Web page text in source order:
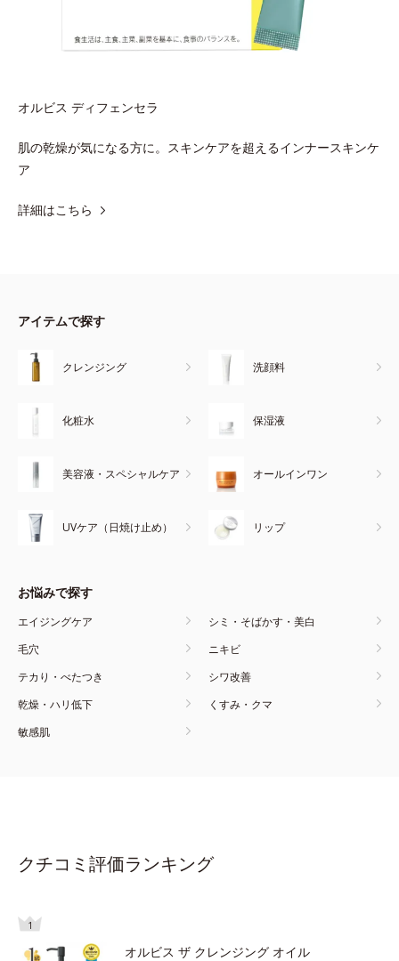
オルビス ディフェンセラ
肌の乾燥が気になる方に。スキンケアを超えるインナースキンケ
ア
詳細はこちら
アイテムで探す
クレンジング 洗顔料
化粧水 保湿液
美容液・スペシャルケア オールインワン
UVケア（日焼け止め） リップ
お悩みで探す
エイジングケア
シミ・そばかす・美白
毛穴
ニキビ
テカり・べたつき
シワ改善
乾燥・ハリ低下
くすみ・クマ
敏感肌
クチコミ評価ランキング
1
オルビス ザ クレンジング オイル